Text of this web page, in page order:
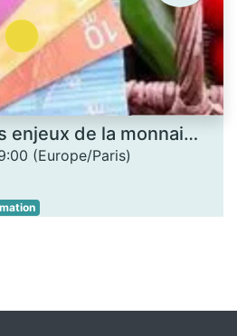
Comprendre les enjeux de la monnaie locale - Les Ateliers des savoirs
(Europe/Paris)